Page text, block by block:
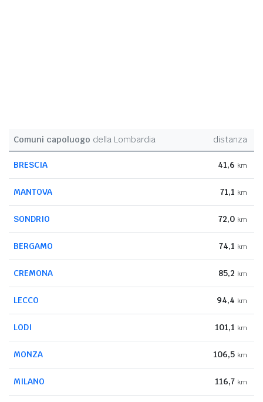
Comuni capoluogo della Lombardia distanza
BRESCIA 41,6 km
MANTOVA 71,1 km
SONDRIO 72,0 km
BERGAMO 74,1 km
CREMONA 85,2 km
LECCO 94,4 km
LODI 101,1 km
MONZA 106,5 km
MILANO 116,7 km